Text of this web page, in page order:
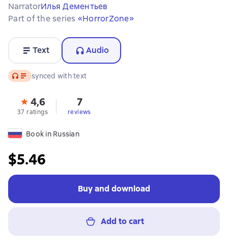
NarratorИлья Дементьев
Part of the series «HorrorZone»
Text Audio
Audio synced with text
4,6
37 ratings
7
reviews
Book in Russian
$5.46
Buy and download
Add to cart